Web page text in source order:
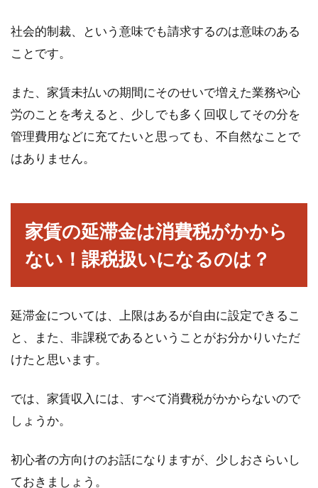
社会的制裁、という意味でも請求するのは意味のある
ことです。
また、家賃未払いの期間にそのせいで増えた業務や心
労のことを考えると、少しでも多く回収してその分を
管理費用などに充てたいと思っても、不自然なことで
はありません。
家賃の延滞金は消費税がかから
ない！課税扱いになるのは？
延滞金については、上限はあるが自由に設定できるこ
と、また、非課税であるということがお分かりいただ
けたと思います。
では、家賃収入には、すべて消費税がかからないので
しょうか。
初心者の方向けのお話になりますが、少しおさらいし
ておきましょう。